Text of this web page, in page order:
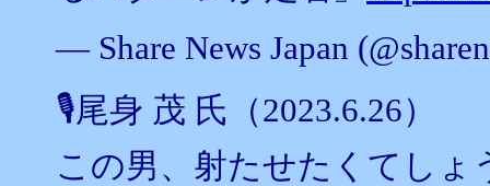
— Share News Japan
🎙️尾身 茂 氏（2023.6.26）
この男、射たせたくてしょ